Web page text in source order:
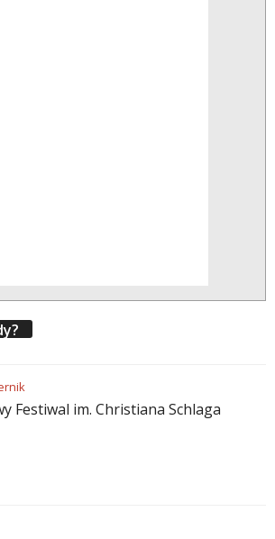
Festiwal im. Christiana Schlaga